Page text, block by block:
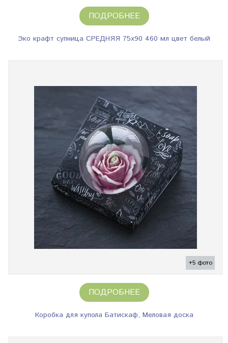
ПОДРОБНЕЕ
Эко крафт супница СРЕДНЯЯ 75х90 460 мл цвет белый
+5 фото
ПОДРОБНЕЕ
Коробка для купола Батискаф, Меловая доска